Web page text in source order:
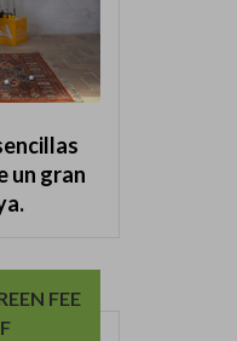
un gran
FEE